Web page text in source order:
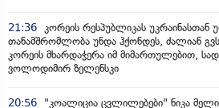
21:36
კორეის რესპუბლიკას
თანამშრომლობა უნდა ჰქონდეს, ძალიან
კორეის მხარდაჭერა იმ მიმართულებით,
ვოლოდიმირ ზელენსკი
20:56
"კოალიცია ცვლილებები" ნიკა